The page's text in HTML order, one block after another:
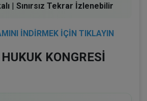
| Sınırsız Tekrar İzlenebilir
İNDİRMEK İÇİN TIKLAYIN
KONGRESİ